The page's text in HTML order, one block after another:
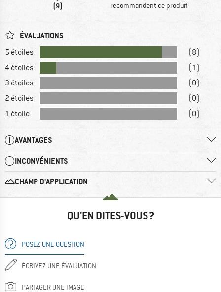
(9) recommandent ce produit
ÉVALUATIONS
5 étoiles
(8)
4 étoiles
(1)
3 étoiles
(0)
2 étoiles
(0)
1 étoile
(0)
AVANTAGES
INCONVÉNIENTS
CHAMP D'APPLICATION
QU'EN DITES-VOUS ?
POSEZ UNE QUESTION
ÉCRIVEZ UNE ÉVALUATION
PARTAGER UNE IMAGE